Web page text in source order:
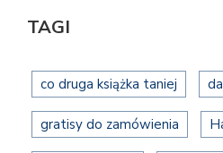
TAGI
co druga książka taniej
gratisy do zamówienia